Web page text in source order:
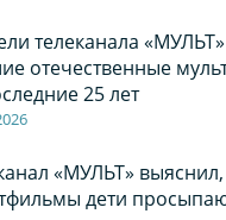
телеканала
отечественные
25 лет
«МУЛЬТ»
дети